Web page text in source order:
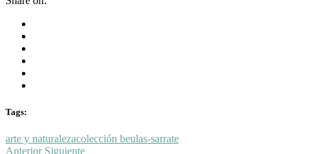
Tags:
arte y naturalezacolección beulas-sarrate
Anterior Siguiente